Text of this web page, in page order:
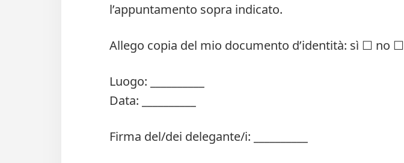
l’appuntamento sopra indicato.
Allego copia del mio documento d’identità: sì ☐ no ☐
Luogo: __________
Data: __________
Firma del/dei delegante/i: __________